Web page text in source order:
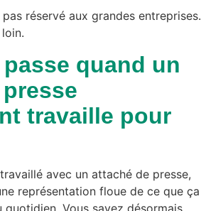
réservé aux grandes entreprises.
passe quand un
travaille pour
avec un attaché de presse,
représentation floue de ce que ça
Vous savez désormais